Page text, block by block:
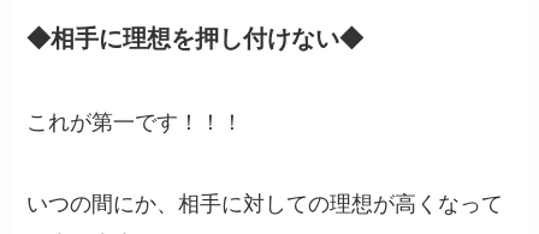
◆相手に理想を押し付けない◆
これが第一です！！！
いつの間にか、相手に対しての理想が高くなって